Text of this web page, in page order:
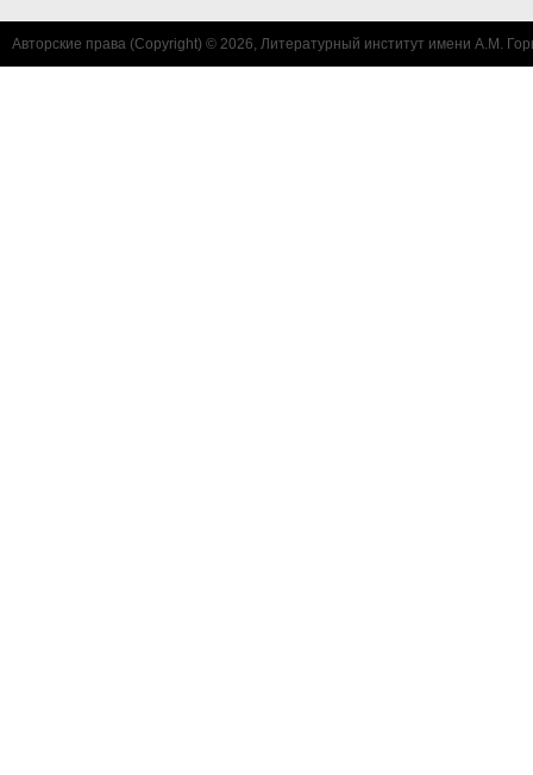
Авторские права (Copyright) © 2026, Литературный институт имени А.М.